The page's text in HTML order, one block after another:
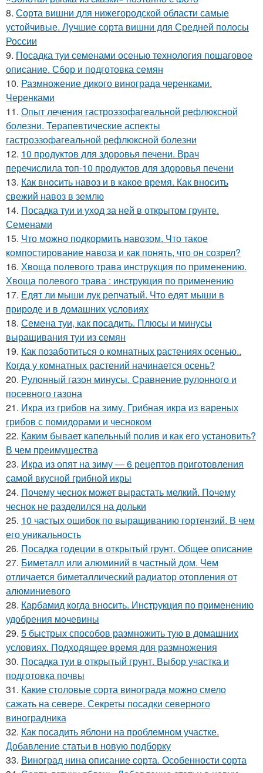
8. Сорта вишни для нижегородской области самые
устойчивые. Лучшие сорта вишни для Средней полосы
России
9. Посадка туи семенами осенью технология пошаговое
описание. Сбор и подготовка семян
10. Размножение дикого винограда черенками.
Черенками
11. Опыт лечения гастроэзофагеальной рефлюксной
болезни. Терапевтические аспекты
гастроэзофагеальной рефлюксной болезни
12. 10 продуктов для здоровья печени. Врач
перечислила топ-10 продуктов для здоровья печени
13. Как вносить навоз и в какое время. Как вносить
свежий навоз в землю
14. Посадка туи и уход за ней в открытом грунте.
Семенами
15. Что можно подкормить навозом. Что такое
компостирование навоза и как понять, что он созрел?
16. Хвоща полевого трава инструкция по применению.
Хвоща полевого трава : инструкция по применению
17. Едят ли мыши лук репчатый. Что едят мыши в
природе и в домашних условиях
18. Семена туи, как посадить. Плюсы и минусы
выращивания туи из семян
19. Как позаботиться о комнатных растениях осенью..
Когда у комнатных растений начинается осень?
20. Рулонный газон минусы. Сравнение рулонного и
посевного газона
21. Икра из грибов на зиму. Грибная икра из вареных
грибов с помидорами и чесноком
22. Каким бывает капельный полив и как его установить?
В чем преимущества
23. Икра из опят на зиму — 6 рецептов приготовления
самой вкусной грибной икры
24. Почему чеснок может вырастать мелкий. Почему
чеснок не разделился на дольки
25. 10 частых ошибок по выращиванию гортензий. В чем
его уникальность
26. Посадка годеции в открытый грунт. Общее описание
27. Биметалл или алюминий в частный дом. Чем
отличается биметаллический радиатор отопления от
алюминиевого
28. Карбамид когда вносить. Инструкция по применению
удобрения мочевины
29. 5 быстрых способов размножить тую в домашних
условиях. Подходящее время для размножения
30. Посадка туи в открытый грунт. Выбор участка и
подготовка почвы
31. Какие столовые сорта винограда можно смело
сажать на севере. Секреты посадки северного
виноградника
32. Как посадить яблони на проблемном участке.
Добавление статьи в новую подборку
33. Виноград нина описание сорта. Особенности сорта